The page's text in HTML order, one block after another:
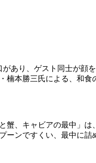
があり、ゲスト同士が顔
楠本勝三氏による、和
蟹、キャビアの最中」
ーンですくい、最中に